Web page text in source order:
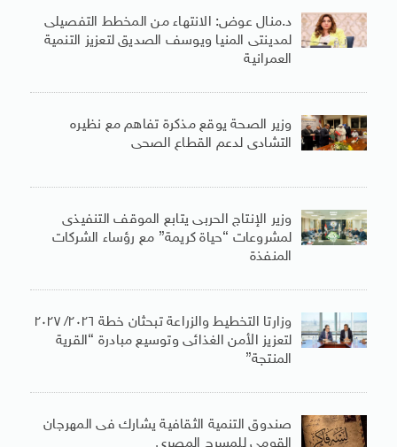
د.منال عوض: الانتهاء من المخطط التفصيلى
لمدينتى المنيا ويوسف الصديق لتعزيز التنمية
العمرانية
وزير الصحة يوقع مذكرة تفاهم مع نظيره
التشادى لدعم القطاع الصحى
وزير الإنتاج الحربى يتابع الموقف التنفيذى
لمشروعات “حياة كريمة” مع رؤساء الشركات
المنفذة
وزارتا التخطيط والزراعة تبحثان خطة ٢٠٢٦/ ٢٠٢٧
لتعزيز الأمن الغذائى وتوسيع مبادرة “القرية
المنتجة”
صندوق التنمية الثقافية يشارك فى المهرجان